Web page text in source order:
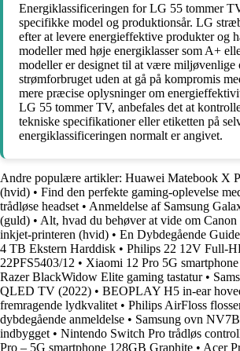
Energiklassificeringen for LG 55 tommer
specifikke model og produktionsår. LG
efter at levere energieffektive produkter og
modeller med høje energiklasser som A+
modeller er designet til at være miljøvenlige
strømforbruget uden at gå på kompromis
mere præcise oplysninger om
LG 55 tommer TV, anbefales det at
tekniske specifikationer eller etiketten på
energiklassificeringen normalt er angivet.
Andre populære artikler: Huawei Matebook X
(hvid) • Find den perfekte gaming-oplevelse
trådløse headset • Anmeldelse af Samsung
(guld) • Alt, hvad du behøver at vide om
inkjet-printeren (hvid) • En Dybdegående
4 TB Ekstern Harddisk • Philips 22 12V Full-
22PFS5403/12 • Xiaomi 12 Pro 5G
Razer BlackWidow Elite gaming tastatur•
QLED TV (2022) • BEOPLAY H5 in-ear
fremragende lydkvalitet • Philips AirFloss
dybdegående anmeldelse • Samsung ovn
indbygget • Nintendo Switch Pro trådløs
Pro – 5G smartphone 128GB Graphite • Acer